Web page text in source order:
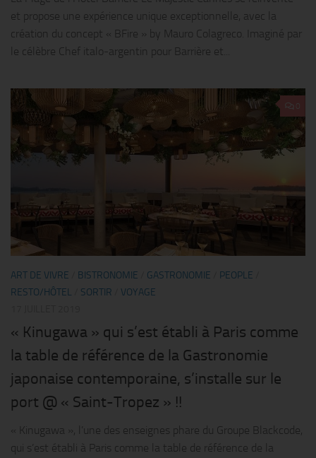
et propose une expérience unique exceptionnelle, avec la
création du concept « BFire » by Mauro Colagreco. Imaginé par
le célèbre Chef italo-argentin pour Barrière et...
ART DE VIVRE BISTRONOMIE GASTRONOMIE PEOPLE
RESTO/HÔTEL
SORTIR
VOYAGE
« Kinugawa » qui s’est établi à Paris comme
la table de référence de la Gastronomie
japonaise contemporaine, s’installe sur le
port @ « Saint-Tropez » !!
« Kinugawa », l’une des enseignes phare du Groupe Blackcode,
qui s’est établi à Paris comme la table de référence de la